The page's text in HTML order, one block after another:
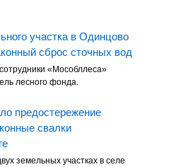
участка в Одинцово
сброс сточных вод
«Мособллеса»
лесного фонда.
предостережение
свалки
земельных участках в селе